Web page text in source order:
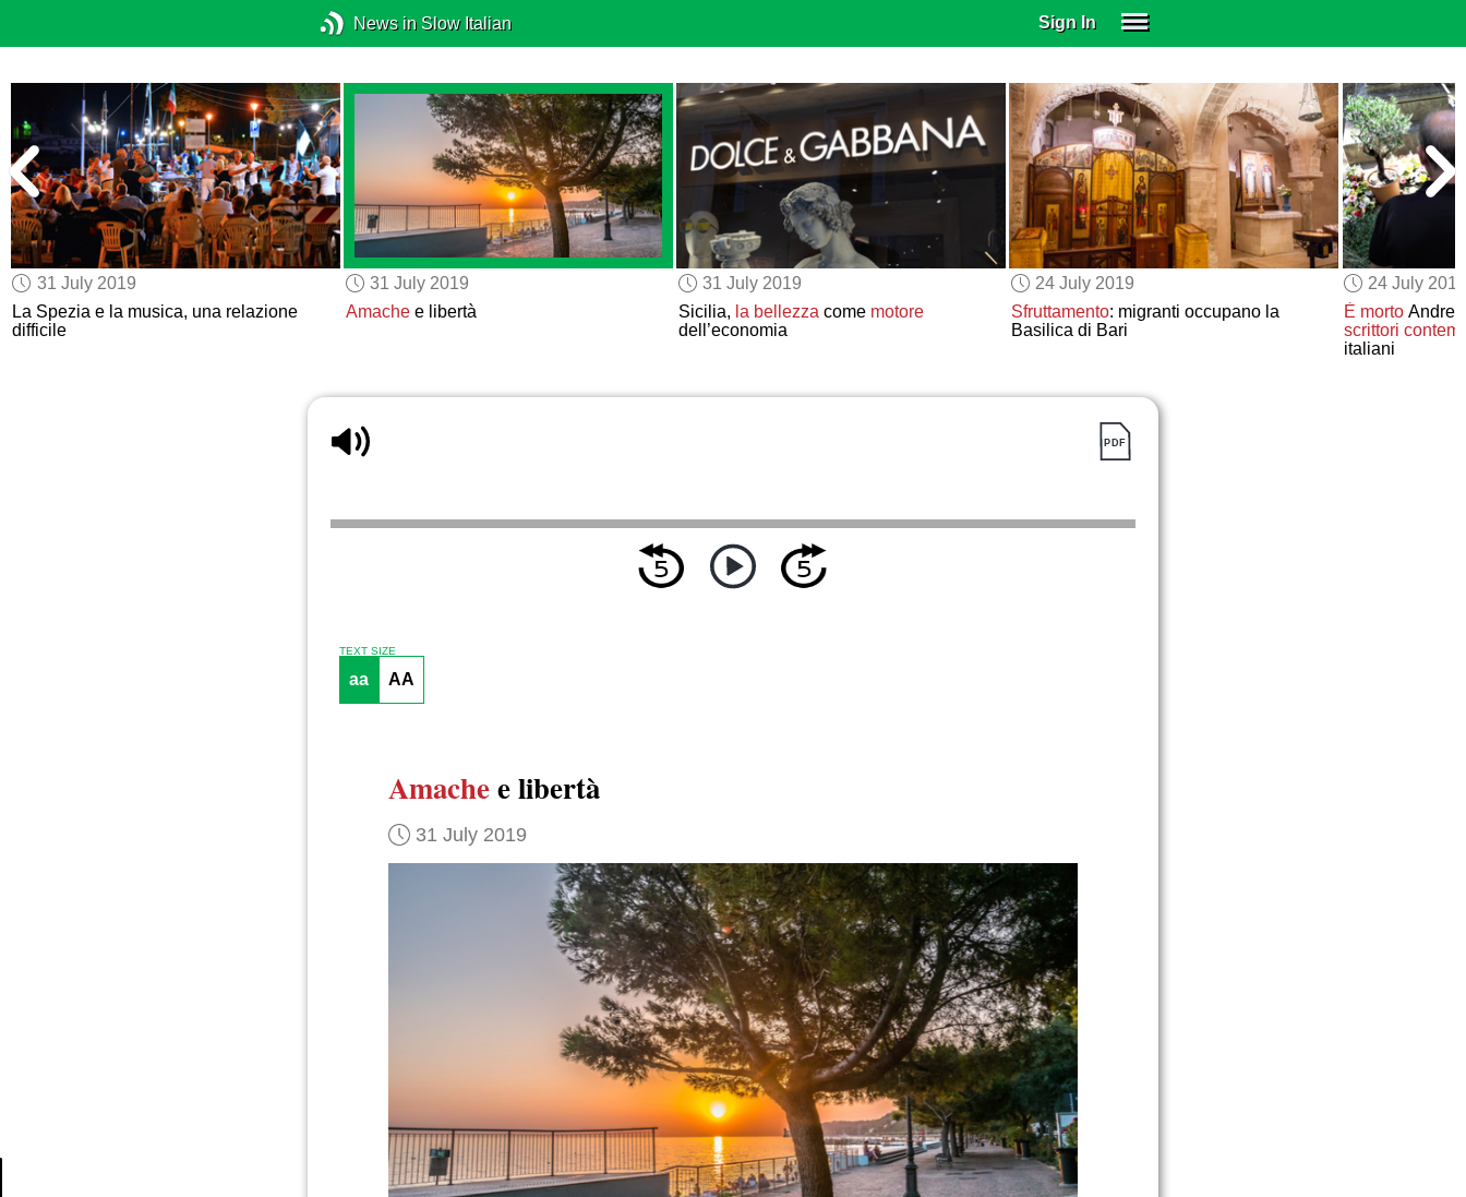
News in Slow Italian Sign In
SUBSCRIBE
EDUCATIONAL LICENSES
GIFT CARDS
OTHER LANGUAGES
ABOUT US
ALEXA
ADJUST COLORS
31 July 2019
La Spezia e la musica, una relazione
difficile
31 July 2019
Amachee libertà
31 July 2019
Sicilia, la bellezzacome motore
dell’economia
24 July 2019
Sfruttamento: migranti occupano la
Basilica di Bari
24 July
È morto
scrittori
italiani
TEXT SIZE
aa AA
Amachee libertà
31 July 2019